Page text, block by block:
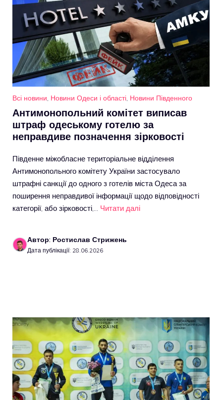
Всі новини, Новини Одеси і області, Новини Південного
Антимонопольний комітет виписав
штраф одеському готелю за
неправдиве позначення зірковості
Південне міжобласне територіальне відділення
Антимонопольного комітету України застосувало
штрафні санкції до одного з готелів міста Одеса за
поширення неправдивої інформації щодо відповідності
категорії, або зірковості,… Читати далі
Автор: Ростислав Стрижень
Дата публікації: 28.06.2026